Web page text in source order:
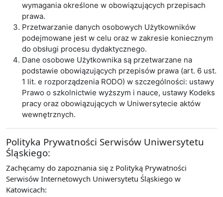
wymagania określone w obowiązujących przepisach
prawa.
Przetwarzanie danych osobowych Użytkowników
podejmowane jest w celu oraz w zakresie koniecznym
do obsługi procesu dydaktycznego.
Dane osobowe Użytkownika są przetwarzane na
podstawie obowiązujących przepisów prawa (art. 6 ust.
1 lit. e rozporządzenia RODO) w szczególności: ustawy
Prawo o szkolnictwie wyższym i nauce, ustawy Kodeks
pracy oraz obowiązujących w Uniwersytecie aktów
wewnętrznych.
Polityka Prywatności Serwisów Uniwersytetu
Śląskiego:
Zachęcamy do zapoznania się z Polityką Prywatności
Serwisów Internetowych Uniwersytetu Śląskiego w
Katowicach: